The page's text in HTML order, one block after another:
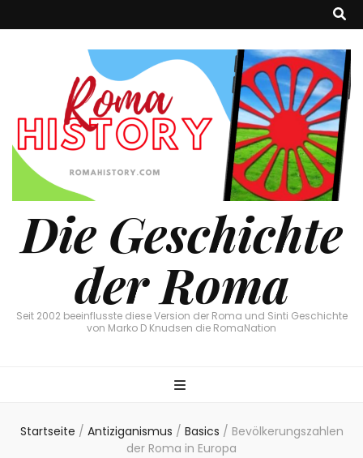
Die Geschichte
der Roma
Seit 2002 beeinflusste diese Version der Roma und Sinti Geschichte
von Marko D Knudsen die RomaNation
Startseite / Antiziganismus / Basics / Bevölkerungszahlen
der Roma in Europa